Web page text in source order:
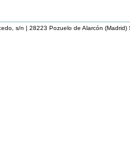
s/n | 28223 Pozuelo de Alarcón (Madrid)